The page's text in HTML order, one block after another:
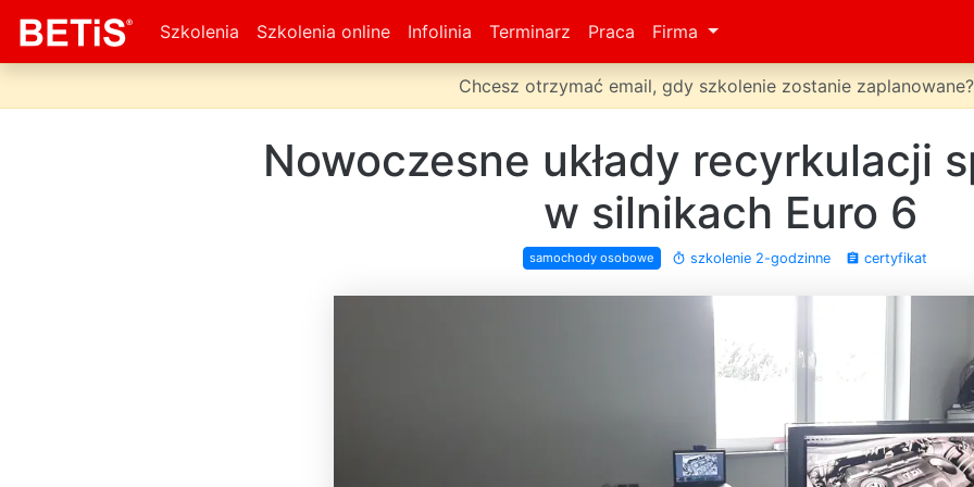
Szkolenia Szkolenia online Infolinia Terminarz Praca Firma
Chcesz otrzymać email, gdy szkolenie zostanie zaplanowane?
Nowoczesne układy recyrkulacji
w silnikach Euro 6
samochody osobowe timer szkolenie 2-godzinne assignment certyfikat